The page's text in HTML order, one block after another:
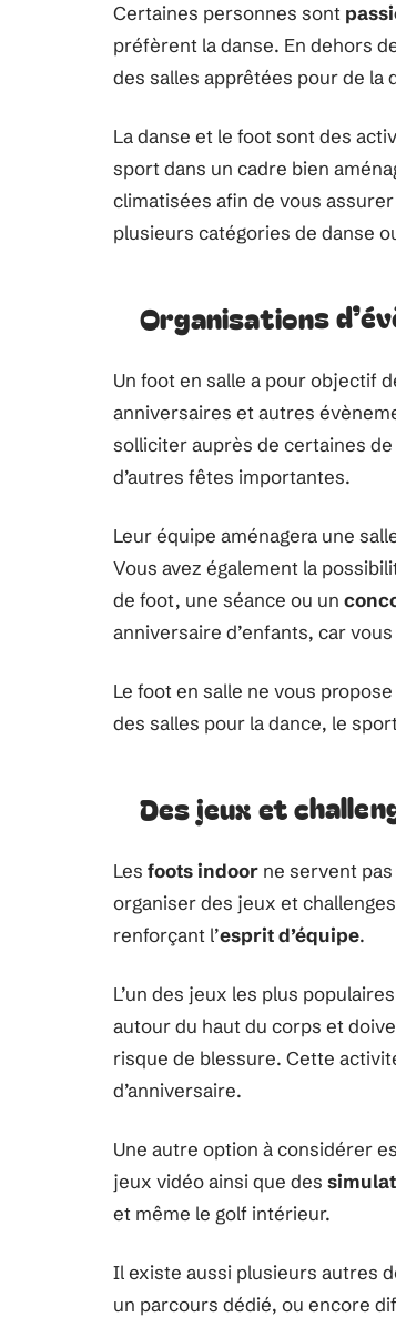
Certaines personnes sont
préfèrent la danse. En dehors
des salles apprêtées pour de la
La danse et le foot sont des
sport dans un cadre bien
climatisées afin de vous
plusieurs catégories de danse
Organisations
Un foot en salle a pour objectif
anniversaires et autres
solliciter auprès de certaines
d’autres fêtes importantes.
Leur équipe aménagera une
Vous avez également la
de foot, une séance ou un
anniversaire d’enfants, car vous
Le foot en salle ne vous
des salles pour la dance, le
Des jeux et
Les foots indoor ne servent
organiser des jeux et
renforçant l’esprit d’équipe.
L’un des jeux les plus
autour du haut du corps et
risque de blessure. Cette
d’anniversaire.
Une autre option à considérer
jeux vidéo ainsi que des
et même le golf intérieur.
Il existe aussi plusieurs autres
un parcours dédié, ou encore